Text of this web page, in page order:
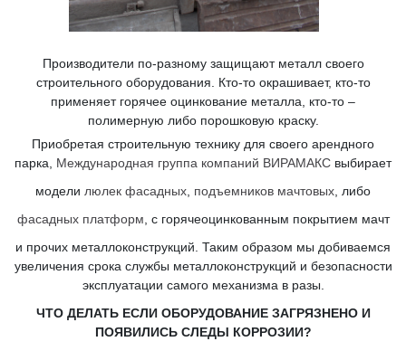
Производители по-разному защищают металл своего
строительного оборудования. Кто-то окрашивает, кто-то
применяет горячее оцинкование металла, кто-то –
полимерную либо порошковую краску.
Приобретая строительную технику для своего арендного
парка, Международная группа компаний ВИРАМАКС выбирает
модели люлек фасадных подъемников мачтовых , либо
фасадных платформ , с горячеоцинкованным покрытием мачт
и прочих металлоконструкций. Таким образом мы добиваемся
увеличения срока службы металлоконструкций и безопасности
эксплуатации самого механизма в разы.
ЧТО ДЕЛАТЬ ЕСЛИ ОБОРУДОВАНИЕ ЗАГРЯЗНЕНО И
ПОЯВИЛИСЬ СЛЕДЫ КОРРОЗИИ?